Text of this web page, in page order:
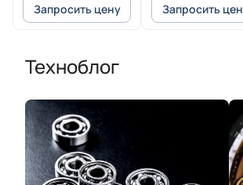
Запросить цену Запросить
Техноблог